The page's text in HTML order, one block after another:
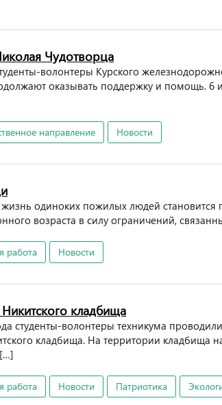
Чудотворца
волонтеры Курского
оказывать поддержку и помощь. 6
направление Новости
одиноких пожилых людей становится
возраста в силу ограничений,
работа Новости
кладбища
студенты-волонтеры техникума проводили
кладбища. На территории кладбища
работа Новости Патриотика